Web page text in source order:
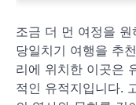
조금 더 먼 여정을
당일치기 여행을 추
리에 위치한 이곳은
적인 유적지입니다.